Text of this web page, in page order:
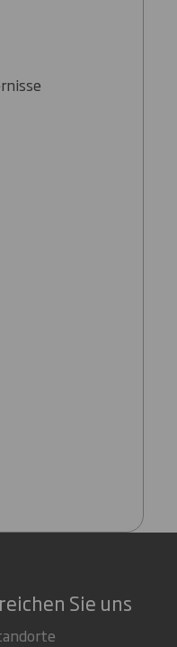
Sie uns